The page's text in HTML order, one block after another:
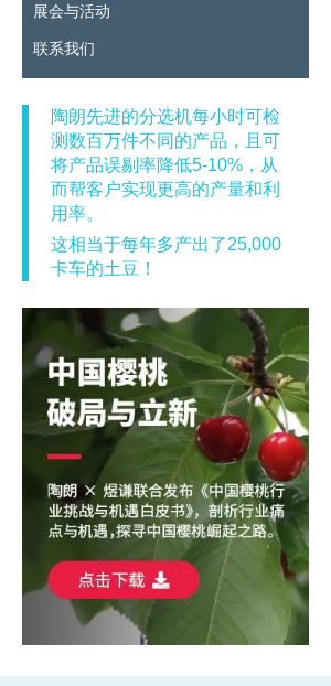
展会与活动
联系我们
陶朗先进的分选机每小时可检
测数百万件不同的产品，且可
将产品误剔率降低5-10%，从
而帮客户实现更高的产量和利
用率。
这相当于每年多产出了25,000
卡车的土豆！